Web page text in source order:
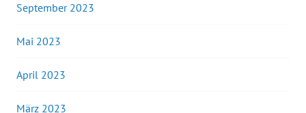
September 2023
Mai 2023
April 2023
März 2023